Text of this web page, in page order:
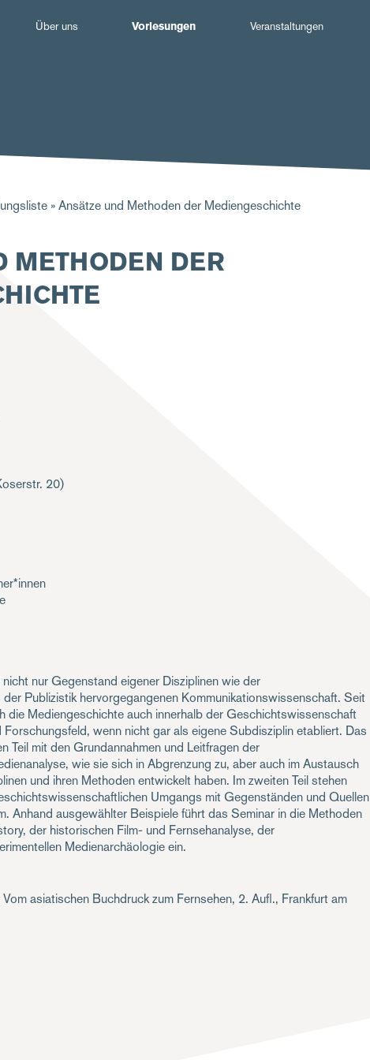
Hauptnavigation
Über uns Vorlesungen Veranstaltungen
Ansätze und Methoden der Mediengeschichte
METHODEN DER
20)
nur Gegenstand eigener Disziplinen wie der
Publizistik hervorgegangenen Kommunikationswissenschaft. Seit
die Mediengeschichte auch innerhalb der Geschichtswissenschaft
wenn nicht gar als eigene Subdisziplin etabliert. Das
Teil mit den Grundannahmen und Leitfragen der
wie sie sich in Abgrenzung zu, aber auch im Austausch
und ihren Methoden entwickelt haben. Im zweiten Teil stehen
Umgangs mit Gegenständen und Quellen
Anhand ausgewählter Beispiele führt das Seminar in die Methoden
der historischen Film- und Fernsehanalyse, der
Medienarchäologie ein.
asiatischen Buchdruck zum Fernsehen, 2. Aufl., Frankfurt am